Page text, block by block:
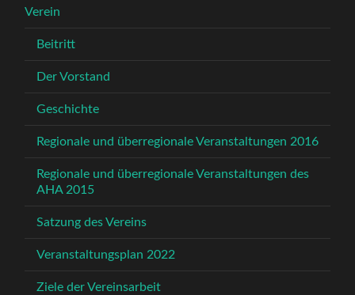
Verein
Beitritt
Der Vorstand
Geschichte
Regionale und überregionale Veranstaltungen 2016
Regionale und überregionale Veranstaltungen des
AHA 2015
Satzung des Vereins
Veranstaltungsplan 2022
Ziele der Vereinsarbeit